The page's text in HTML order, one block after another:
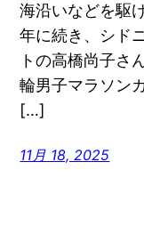
海沿いなどを駆
年に続き、シド
トの高橋尚子さ
輪男子マラソン
[…]
11月 18, 2025